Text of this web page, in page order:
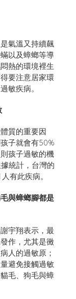
氣溫又持續飆
以及蟑螂等導
熱的環境裡生
要注意居家環
敏疾病。
質的重要因
子就會有50%
孩子過敏的機
統計，台灣的
有此疾病。
與蟑螂腳都是
宇翔表示，最
作，尤其是黴
人的過敏原；
避免接觸過敏
毛、狗毛與蟑